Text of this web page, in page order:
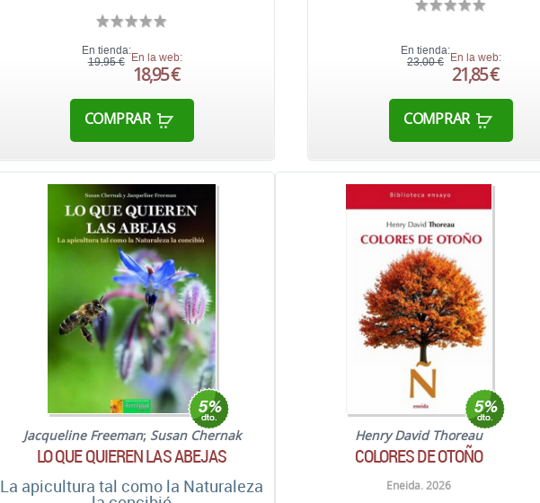
En tienda:
19,95 € En la web:
18,95 €
COMPRAR
En tienda:
23,00 € En la web:
21,85 €
COMPRAR
Jacqueline Freeman; Susan Chernak
LO QUE QUIEREN LAS ABEJAS
La apicultura tal como la Naturaleza
Henry David Thoreau
COLORES DE OTOÑO
Eneida. 2026